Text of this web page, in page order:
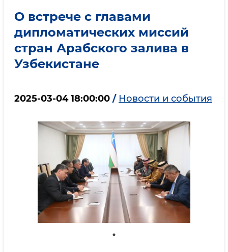
О встрече с главами
дипломатических миссий
стран Арабского залива в
Узбекистане
2025-03-04 18:00:00 / Новости и события